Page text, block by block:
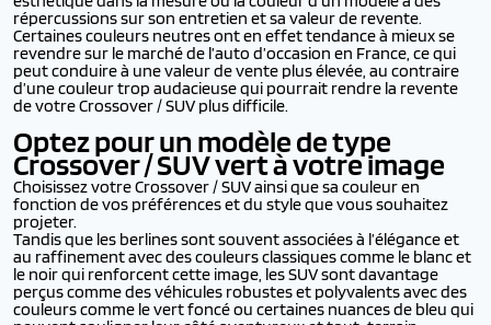
répercussions sur son entretien et sa valeur de revente.
Certaines couleurs neutres ont en effet tendance à mieux se
revendre sur le marché de l’auto d’occasion en France, ce qui
peut conduire à une valeur de vente plus élevée, au contraire
d’une couleur trop audacieuse qui pourrait rendre la revente
de votre Crossover / SUV plus difficile.
Optez pour un modèle de type
Crossover / SUV vert à votre image
Choisissez votre Crossover / SUV ainsi que sa couleur en
fonction de vos préférences et du style que vous souhaitez
projeter.
Tandis que les berlines sont souvent associées à l’élégance et
au raffinement avec des couleurs classiques comme le blanc et
le noir qui renforcent cette image, les SUV sont davantage
perçus comme des véhicules robustes et polyvalents avec des
couleurs comme le vert foncé ou certaines nuances de bleu qui